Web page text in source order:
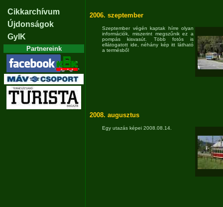
Cikkarchívum
Újdonságok
GyIK
Partnereink
2006. szeptember
Szeptember végén kaptak hírre olyan
információk, miszerint megszűnik ez a
pompás kisvasút. Több fotós is
ellátogatott ide, néhány kép itt látható
a termésből
2008. augusztus
Egy utazás képei 2008.08.14.